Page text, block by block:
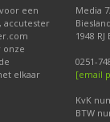
een
accutester
onze
elkaar
Media
1948
0251-
[email
KvK
BTW